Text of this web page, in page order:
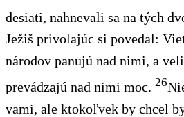
desiati, nahnevali sa na tých
Ježiš privolajúc si povedal:
národov panujú nad nimi, a
prevádzajú nad nimi moc. 26
vami, ale ktokoľvek by chcel